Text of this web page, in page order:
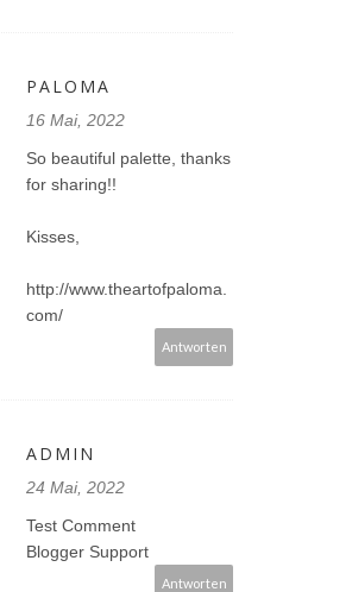
PALOMA
16 Mai, 2022
So beautiful palette, thanks
for sharing!!
Kisses,
http://www.theartofpaloma.
com/
Antworten
ADMIN
24 Mai, 2022
Test Comment
Blogger Support
Antworten